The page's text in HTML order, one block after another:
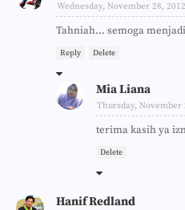
Wednesday, November 28,
Tahniah... semoga
Reply Delete
Mia Liana
Thursday, November
terima kasih ya
Delete
Hanif Redland